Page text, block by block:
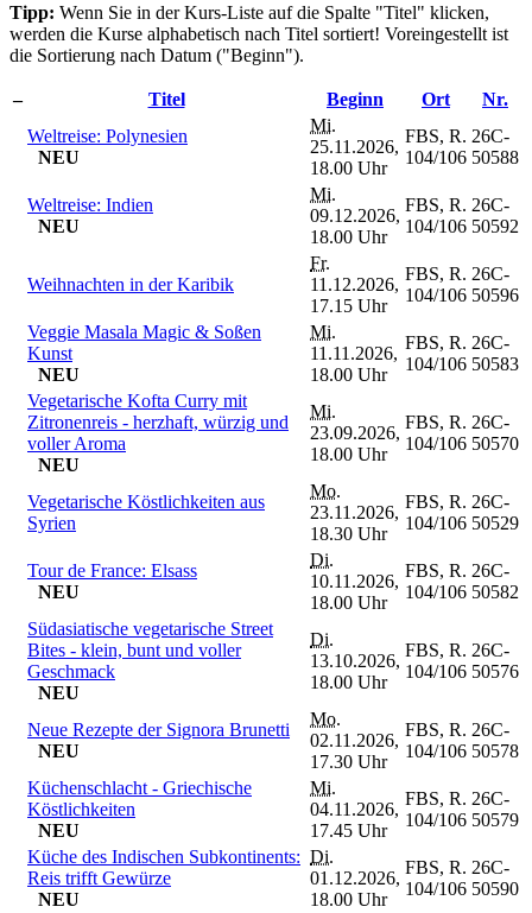
Tipp: Wenn Sie in der Kurs-Liste auf die Spalte "Titel" klicken,
werden die Kurse alphabetisch nach Titel sortiert! Voreingestellt ist
die Sortierung nach Datum ("Beginn").
– Titel Beginn Ort
Nr.
Weltreise: Polynesien
NEU
Mi.
25.11.2026,
18.00 Uhr
FBS, R.
104/106
26C-
50588
Weltreise: Indien
NEU
Mi.
09.12.2026,
18.00 Uhr
FBS, R.
104/106
26C-
50592
Weihnachten in der Karibik
Fr.
11.12.2026,
17.15 Uhr
FBS, R.
104/106
26C-
50596
Veggie Masala Magic & Soßen
Kunst
NEU
Mi.
11.11.2026,
18.00 Uhr
FBS, R.
104/106
26C-
50583
Vegetarische Kofta Curry mit
Zitronenreis - herzhaft, würzig und
voller Aroma
NEU
Mi.
23.09.2026,
18.00 Uhr
FBS, R.
104/106
26C-
50570
Vegetarische Köstlichkeiten aus
Syrien
Mo.
23.11.2026,
18.30 Uhr
FBS, R.
104/106
26C-
50529
Tour de France: Elsass
NEU
Di.
10.11.2026,
18.00 Uhr
FBS, R.
104/106
26C-
50582
Südasiatische vegetarische Street
Bites - klein, bunt und voller
Geschmack
NEU
Di.
13.10.2026,
18.00 Uhr
FBS, R.
104/106
26C-
50576
Neue Rezepte der Signora Brunetti
NEU
Mo.
02.11.2026,
17.30 Uhr
FBS, R.
104/106
26C-
50578
Küchenschlacht - Griechische
Köstlichkeiten
NEU
Mi.
04.11.2026,
17.45 Uhr
FBS, R.
104/106
26C-
50579
Küche des Indischen Subkontinents:
Reis trifft Gewürze
NEU
Di.
01.12.2026,
18.00 Uhr
FBS, R.
104/106
26C-
50590